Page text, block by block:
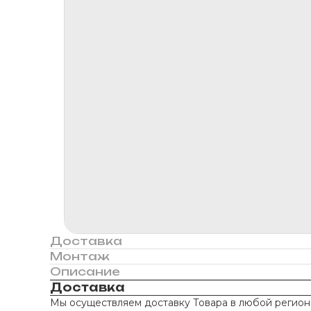
Доставка
Монтаж
Описание
Доставка
Мы осуществляем доставку Товара в любой